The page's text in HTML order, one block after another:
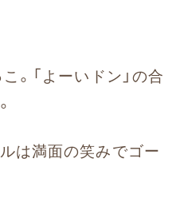
。「よーいドン」の合
は満面の笑みでゴー